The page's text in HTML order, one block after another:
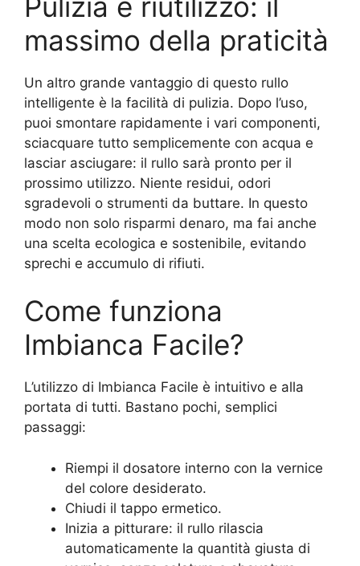
massimo della praticità
Un altro grande vantaggio di questo rullo
intelligente è la facilità di pulizia. Dopo l’uso,
puoi smontare rapidamente i vari componenti,
sciacquare tutto semplicemente con acqua e
lasciar asciugare: il rullo sarà pronto per il
prossimo utilizzo. Niente residui, odori
sgradevoli o strumenti da buttare. In questo
modo non solo risparmi denaro, ma fai anche
una scelta ecologica e sostenibile, evitando
sprechi e accumulo di rifiuti.
Come funziona
Imbianca Facile?
L’utilizzo di Imbianca Facile è intuitivo e alla
portata di tutti. Bastano pochi, semplici
passaggi:
Riempi il dosatore interno con la vernice
del colore desiderato.
Chiudi il tappo ermetico.
Inizia a pitturare: il rullo rilascia
automaticamente la quantità giusta di